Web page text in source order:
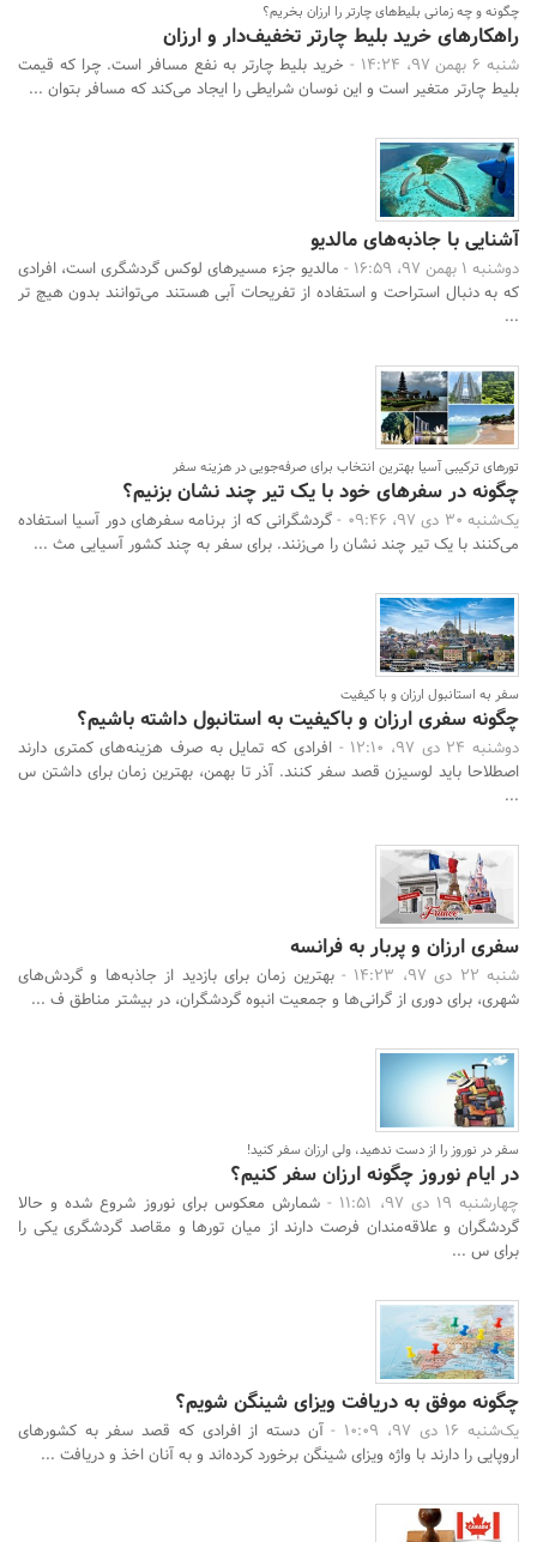
چگونه و چه زمانی بلیط‌های چارتر را ارزان بخریم؟
راهکارهای خرید بلیط چارتر تخفیف‌دار و ارزان
شنبه 6 بهمن 97، 14:24 -
خرید بلیط چارتر به نفع مسافر است. چرا که قیمت
بلیط چارتر متغیر است و این نوسان شرایطی را ایجاد می‌کند که مسافر بتوان ...
آشنایی با جاذبه‌های مالدیو
دوشنبه 1 بهمن 97، 16:59 -
مالدیو جزء مسیرهای لوکس گردشگری است، افرادی
که به دنبال استراحت و استفاده از تفریحات آبی هستند می‌توانند بدون هیچ تر
...
تورهای ترکیبی آسیا بهترین انتخاب برای صرفه‌جویی در هزینه سفر
چگونه در سفرهای خود با یک تیر چند نشان بزنیم؟
یک‌شنبه 30 دی 97، 09:46 -
گردشگرانی که از برنامه سفرهای دور آسیا استفاده
می‌کنند با یک تیر چند نشان را می‌زنند. برای سفر به چند کشور آسیایی مث ...
سفر به استانبول ارزان و با کیفیت
چگونه سفری ارزان و باکیفیت به استانبول داشته باشیم؟
دوشنبه 24 دی 97، 12:10 -
افرادی که تمایل به صرف هزینه‌های کمتری دارند
اصطلاحا باید لوسیزن قصد سفر کنند. آذر تا بهمن، بهترین زمان برای داشتن س
...
سفری ارزان و پربار به فرانسه
شنبه 22 دی 97، 14:23 -
بهترین زمان برای بازدید از جاذبه‌ها و گردش‌های
شهری، برای دوری از گرانی‌ها و جمعیت انبوه گردشگران، در بیشتر مناطق ف ...
سفر در نوروز را از دست ندهید، ولی ارزان سفر کنید!
در ایام نوروز چگونه ارزان سفر کنیم؟
چهارشنبه 19 دی 97، 11:51 -
شمارش معکوس برای نوروز شروع شده و حالا
گردشگران و علاقه‌مندان فرصت دارند از میان تورها و مقاصد گردشگری یکی را
برای س ...
چگونه موفق به دریافت ویزای شینگن شویم؟
یک‌شنبه 16 دی 97، 10:09 -
آن دسته از افرادی که قصد سفر به کشورهای
اروپایی را دارند با واژه ویزای شینگن برخورد کرده‌اند و به آنان اخذ و دریافت ...